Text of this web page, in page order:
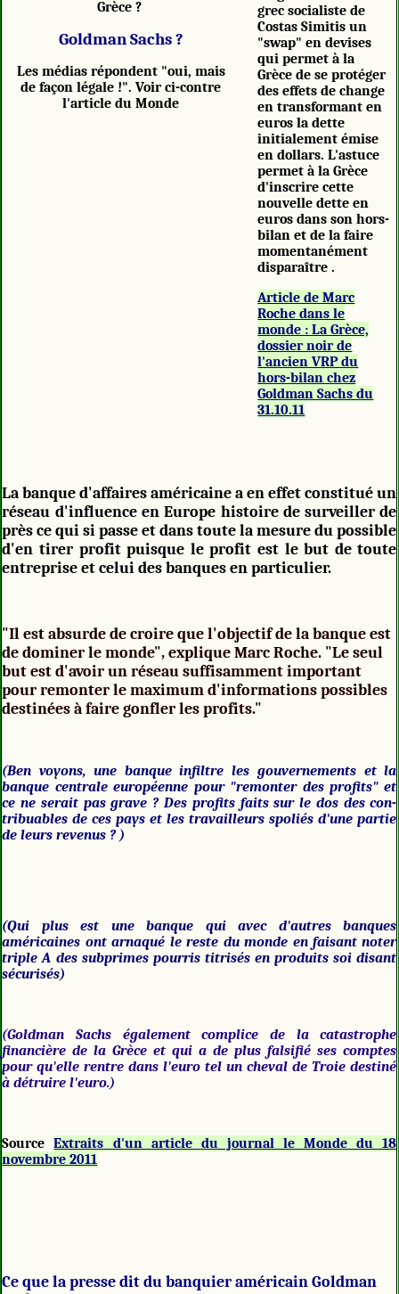
Grèce ?
Goldman Sachs ?
Les médias répondent "oui, mais
de façon légale !". Voir ci-contre
l'article du Monde
grec socialiste de
Costas Simitis un
"swap" en devises
qui permet à la
Grèce de se protéger
des effets de change
en transformant en
euros la dette
initialement émise
en dollars. L'astuce
permet à la Grèce
d'inscrire cette
nouvelle dette en
euros dans son hors-
bilan et de la faire
momentanément
disparaître .
Article de Marc
Roche dans le
monde : La Grèce,
dossier noir de
l'ancien VRP du
hors-bilan chez
Goldman Sachs du
31.10.11
La banque d'affaires américaine a en effet constitué un
réseau d'influence en Europe histoire de surveiller de
près ce qui si passe et dans toute la mesure du possible
d'en tirer profit puisque le profit est le but de toute
entreprise et celui des banques en particulier.
"Il est absurde de croire que l'objectif de la banque est
de dominer le monde", explique Marc Roche. "Le seul
but est d'avoir un réseau suffisamment important
pour remonter le maximum d'informations possibles
destinées à faire gonfler les profits."
(Ben voyons, une banque infiltre les gouvernements et la
banque centrale européenne pour "remonter des profits" et
ce ne serait pas grave ? Des profits faits sur le dos des con-
tribuables de ces pays et les travailleurs spoliés d'une partie
de leurs revenus ? )
(Qui plus est une banque qui avec d'autres banques
américaines ont arnaqué le reste du monde en faisant noter
triple A des subprimes pourris titrisés en produits soi disant
sécurisés)
(Goldman Sachs également complice de la catastrophe
financière de la Grèce et qui a de plus falsifié ses comptes
pour qu'elle rentre dans l'euro tel un cheval de Troie destiné
à détruire l'euro.)
SourceExtraits d'un article du journal le Monde du 18
novembre 2011
Ce que la presse dit du banquier américain Goldman